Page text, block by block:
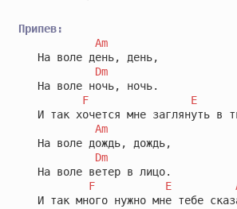
Припев:
Am
   На воле день, день,
Dm
   На воле ночь, ночь.
F
E
И так хочется мне заглянуть в
Am
   На воле дождь, дождь,
Dm
   На воле ветер в лицо.
F
E
И так много нужно мне тебе